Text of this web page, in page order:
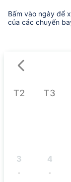
Bấm vào ngày để
của các chuyến
T2 T3
3
-
4
-